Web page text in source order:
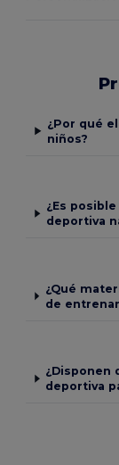
¿Por qué
niños?
¿Es
deportiva
¿Qué
de
¿Disponen
deportiva